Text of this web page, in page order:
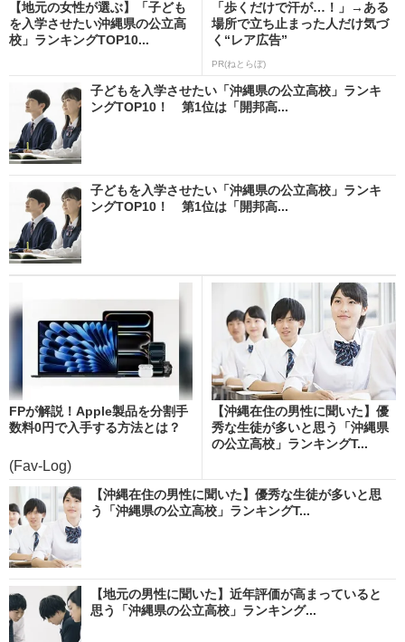
【地元の女性が選ぶ】「子ども
を入学させたい沖縄県の公立高
校」ランキングTOP10...
「歩くだけで汗が…！」→ある
場所で立ち止まった人だけ気づ
く“レア広告”
PR(ねとらぼ)
子どもを入学させたい「沖縄県の公立高校」ランキ
ングTOP10！ 第1位は「開邦高...
子どもを入学させたい「沖縄県の公立高校」ランキ
ングTOP10！ 第1位は「開邦高...
FPが解説！Apple製品を分割手
数料0円で入手する方法とは？
(Fav-Log)
【沖縄在住の男性に聞いた】優
秀な生徒が多いと思う「沖縄県
の公立高校」ランキングT...
【沖縄在住の男性に聞いた】優秀な生徒が多いと思
う「沖縄県の公立高校」ランキングT...
【地元の男性に聞いた】近年評価が高まっていると
思う「沖縄県の公立高校」ランキング...